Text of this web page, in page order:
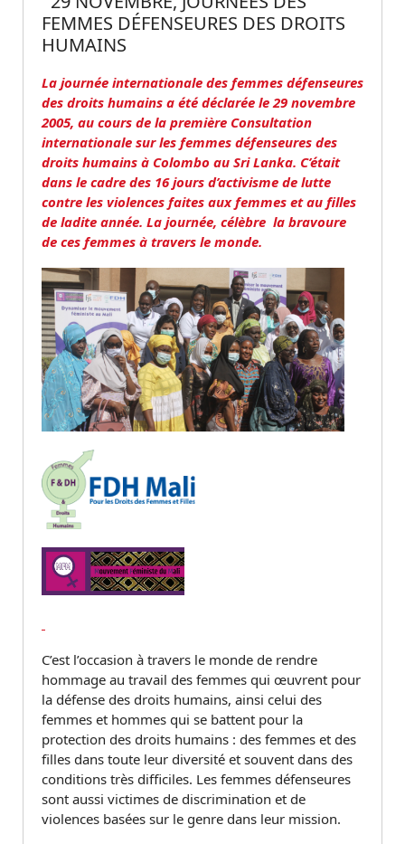
FEMMES DÉFENSEURES DES DROITS
HUMAINS
La journée internationale des femmes défenseures
des droits humains a été déclarée le 29 novembre
2005, au cours de la première Consultation
internationale sur les femmes défenseures des
droits humains à Colombo au Sri Lanka. C’était
dans le cadre des 16 jours d’activisme de lutte
contre les violences faites aux femmes et au filles
de ladite année. La journée, célèbre la bravoure
de ces femmes à travers le monde.
C’est l’occasion à travers le monde de rendre
hommage au travail des femmes qui œuvrent pour
la défense des droits humains, ainsi celui des
femmes et hommes qui se battent pour la
protection des droits humains : des femmes et des
filles dans toute leur diversité et souvent dans des
conditions très difficiles. Les femmes défenseures
sont aussi victimes de discrimination et de
violences basées sur le genre dans leur mission.